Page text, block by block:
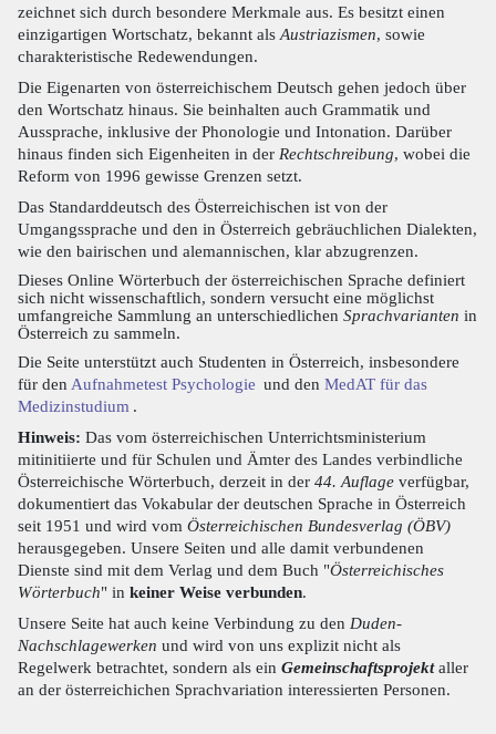
zeichnet sich durch besondere Merkmale aus. Es besitzt einen
einzigartigen Wortschatz, bekannt als Austriazismen, sowie
charakteristische Redewendungen.
Die Eigenarten von österreichischem Deutsch gehen jedoch über
den Wortschatz hinaus. Sie beinhalten auch Grammatik und
Aussprache, inklusive der Phonologie und Intonation. Darüber
hinaus finden sich Eigenheiten in der Rechtschreibung, wobei die
Reform von 1996 gewisse Grenzen setzt.
Das Standarddeutsch des Österreichischen ist von der
Umgangssprache und den in Österreich gebräuchlichen Dialekten,
wie den bairischen und alemannischen, klar abzugrenzen.
Dieses Online Wörterbuch der österreichischen Sprache definiert
sich nicht wissenschaftlich, sondern versucht eine möglichst
umfangreiche Sammlung an unterschiedlichen Sprachvarianten in
Österreich zu sammeln.
Die Seite unterstützt auch Studenten in Österreich, insbesondere
für den Aufnahmetest Psychologie und den MedAT für das
Medizinstudium .
Hinweis: Das vom österreichischen Unterrichtsministerium
mitinitiierte und für Schulen und Ämter des Landes verbindliche
Österreichische Wörterbuch, derzeit in der 44. Auflage verfügbar,
dokumentiert das Vokabular der deutschen Sprache in Österreich
seit 1951 und wird vom Österreichischen Bundesverlag (ÖBV)
herausgegeben. Unsere Seiten und alle damit verbundenen
Dienste sind mit dem Verlag und dem Buch "Österreichisches
Wörterbuch" in keiner Weise verbunden.
Unsere Seite hat auch keine Verbindung zu den Duden-
Nachschlagewerken und wird von uns explizit nicht als
Regelwerk betrachtet, sondern als ein Gemeinschaftsprojektaller
an der österreichichen Sprachvariation interessierten Personen.